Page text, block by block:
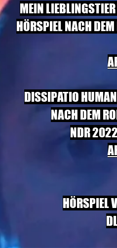
MEIN
HÖRSPIEL NACH
DISSIPATIO
NACH DEM
NDR
HÖRSPIEL